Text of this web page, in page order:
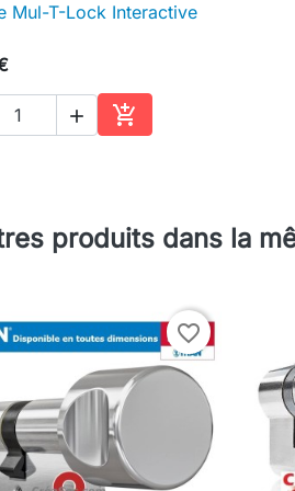
 Aperçu rapide
Mul-T-Lock Interactive
 
Ajouter au panier
produits dans la
favorite_border